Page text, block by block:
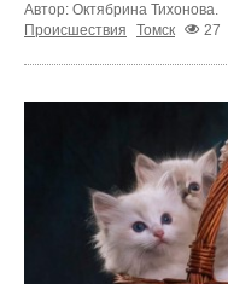
Автор: Октябрина Тихонова.
Происшествия
Томск 27